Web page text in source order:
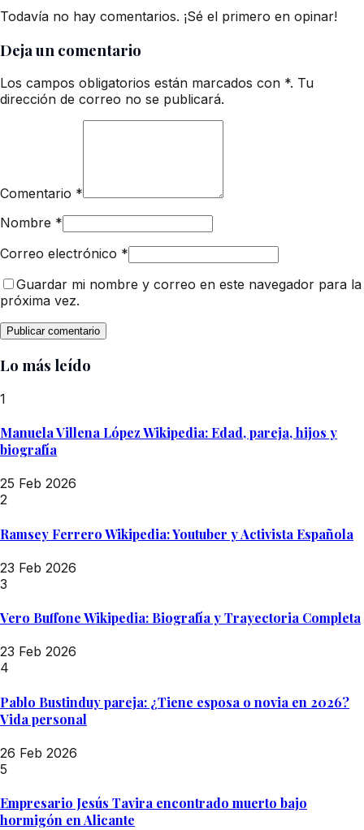
Todavía no hay comentarios. ¡Sé el primero en opinar!
Deja un comentario
Los campos obligatorios están marcados con *. Tu
dirección de correo no se publicará.
Comentario *
Nombre *
Correo electrónico *
Guardar mi nombre y correo en este navegador para la
próxima vez.
Lo más leído
1
Manuela Villena López Wikipedia: Edad, pareja, hijos y
biografía
25 Feb 2026
2
Ramsey Ferrero Wikipedia: Youtuber y Activista Española
23 Feb 2026
3
Vero Buffone Wikipedia: Biografía y Trayectoria Completa
23 Feb 2026
4
Pablo Bustinduy pareja: ¿Tiene esposa o novia en 2026?
Vida personal
26 Feb 2026
5
Empresario Jesús Tavira encontrado muerto bajo
hormigón en Alicante